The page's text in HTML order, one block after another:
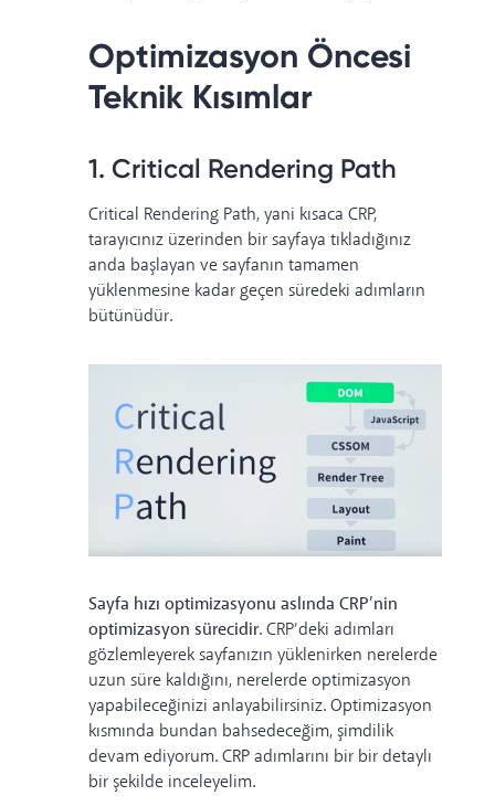
Optimizasyon Öncesi
Teknik Kısımlar
1. Critical Rendering Path
Critical Rendering Path, yani kısaca CRP,
tarayıcınız üzerinden bir sayfaya tıkladığınız
anda başlayan ve sayfanın tamamen
yüklenmesine kadar geçen süredeki adımların
bütünüdür.
Sayfa hızı optimizasyonu aslında CRP’nin
optimizasyon sürecidir. CRP’deki adımları
gözlemleyerek sayfanızın yüklenirken nerelerde
uzun süre kaldığını, nerelerde optimizasyon
yapabileceğinizi anlayabilirsiniz. Optimizasyon
kısmında bundan bahsedeceğim, şimdilik
devam ediyorum. CRP adımlarını bir bir detaylı
bir şekilde inceleyelim.